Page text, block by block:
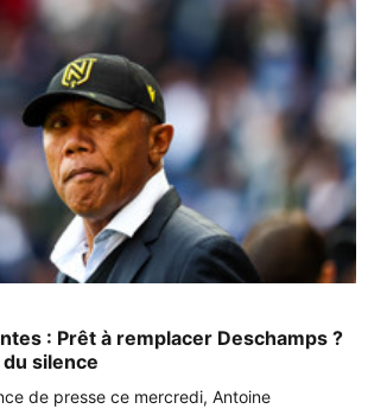
: Prêt à remplacer Deschamps ?
silence
de presse ce mercredi, Antoine